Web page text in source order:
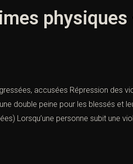
accusées Répression des
double peine pour les blessés
Lorsqu’une personne subit une